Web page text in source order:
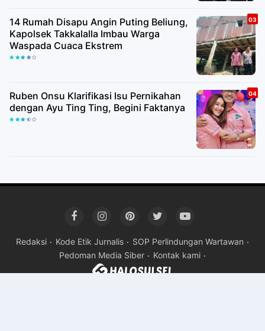
14 Rumah Disapu Angin Puting Beliung,
Kapolsek Takkalalla Imbau Warga
Waspada Cuaca Ekstrem
Ruben Onsu Klarifikasi Isu Pernikahan
dengan Ayu Ting Ting, Begini Faktanya
Redaksi Kode Etik Jurnalis
SOP Perlindungan Wartawan
Pedoman Media Siber
Kontak kami